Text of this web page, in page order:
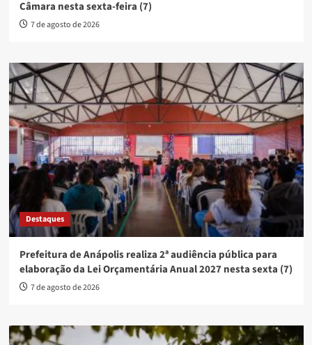
Câmara nesta sexta-feira (7)
7 de agosto de 2026
Destaques
Prefeitura de Anápolis realiza 2ª audiência pública para
elaboração da Lei Orçamentária Anual 2027 nesta sexta (7)
7 de agosto de 2026